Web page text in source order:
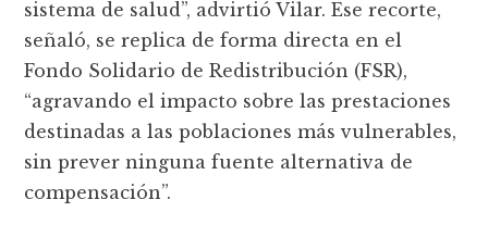
sistema de salud”, advirtió Vilar. Ese recorte,
señaló, se replica de forma directa en el
Fondo Solidario de Redistribución (FSR),
“agravando el impacto sobre las prestaciones
destinadas a las poblaciones más vulnerables,
sin prever ninguna fuente alternativa de
compensación”.